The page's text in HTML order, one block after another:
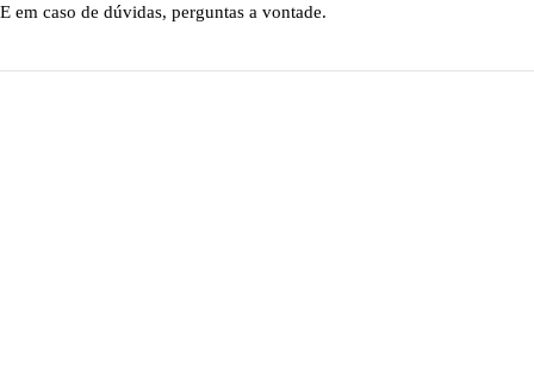
E em caso de dúvidas, perguntas a vontade.